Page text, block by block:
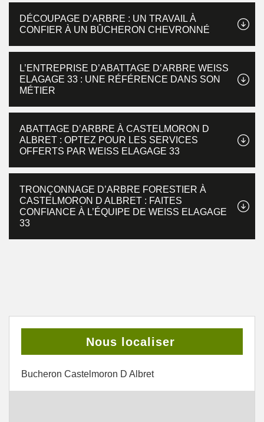
DÉCOUPAGE D’ARBRE : UN TRAVAIL À
CONFIER À UN BÛCHERON CHEVRONNÉ
L’ENTREPRISE D’ABATTAGE D’ARBRE WEISS
ELAGAGE 33 : UNE RÉFÉRENCE DANS SON
MÉTIER
ABATTAGE D’ARBRE À CASTELMORON D
ALBRET : OPTEZ POUR LES SERVICES
OFFERTS PAR WEISS ELAGAGE 33
TRONÇONNAGE D’ARBRE FORESTIER À
CASTELMORON D ALBRET : FAITES
CONFIANCE À L’ÉQUIPE DE WEISS ELAGAGE
33
Nous localiser
Bucheron Castelmoron D Albret